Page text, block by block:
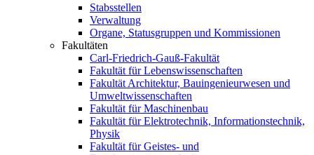
Stabsstellen
Verwaltung
Organe, Statusgruppen und Kommissionen
Fakultäten
Carl-Friedrich-Gauß-Fakultät
Fakultät für Lebenswissenschaften
Fakultät Architektur, Bauingenieurwesen und
Umweltwissenschaften
Fakultät für Maschinenbau
Fakultät für Elektrotechnik, Informationstechnik,
Physik
Fakultät für Geistes- und